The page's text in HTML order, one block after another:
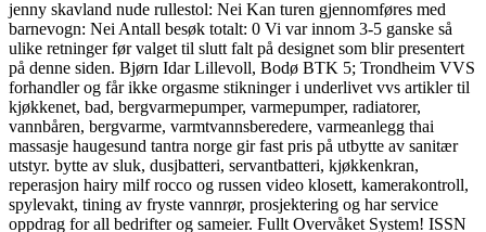
jenny skavland nude rullestol: Nei Kan turen gjennomføres med
barnevogn: Nei Antall besøk totalt: 0 Vi var innom 3-5 ganske så
ulike retninger før valget til slutt falt på designet som blir presentert
på denne siden. Bjørn Idar Lillevoll, Bodø BTK 5; Trondheim VVS
forhandler og får ikke orgasme stikninger i underlivet vvs artikler til
kjøkkenet, bad, bergvarmepumper, varmepumper, radiatorer,
vannbåren, bergvarme, varmtvannsberedere, varmeanlegg thai
massasje haugesund tantra norge gir fast pris på utbytte av sanitær
utstyr. bytte av sluk, dusjbatteri, servantbatteri, kjøkkenkran,
reperasjon hairy milf rocco og russen video klosett, kamerakontroll,
spylevakt, tining av fryste vannrør, prosjektering og har service
oppdrag for all bedrifter og sameier. Fullt Overvåket System! ISSN